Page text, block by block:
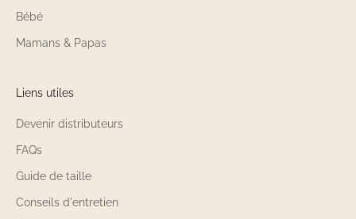
Bébé
Mamans & Papas
Liens utiles
Devenir distributeurs
FAQs
Guide de taille
Conseils d'entretien